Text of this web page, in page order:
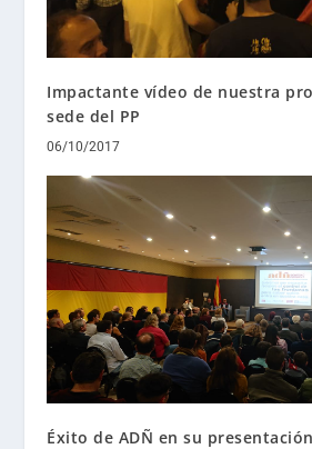
Impactante vídeo de nuestra
sede del PP
06/10/2017
Éxito de ADÑ en su